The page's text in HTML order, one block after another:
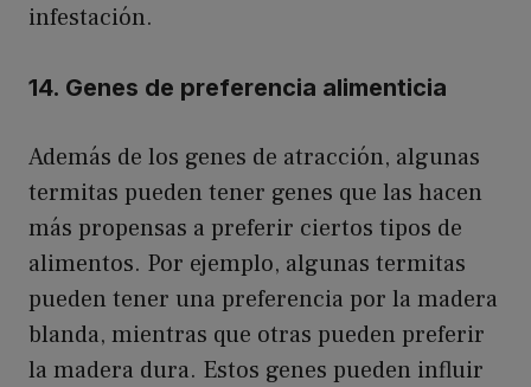
infestación.
14. Genes de preferencia alimenticia
Además de los genes de atracción, algunas
termitas pueden tener genes que las hacen
más propensas a preferir ciertos tipos de
alimentos. Por ejemplo, algunas termitas
pueden tener una preferencia por la madera
blanda, mientras que otras pueden preferir
la madera dura. Estos genes pueden influir